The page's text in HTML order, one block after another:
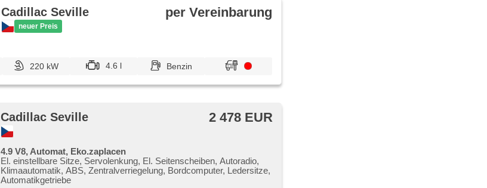
Cadillac Seville
neuer Preis
per Vereinbarung
220 kW 4.6 l Benzin
Cadillac Seville 2 478 EUR
4.9 V8, Automat, Eko.zaplacen
El. einstellbare Sitze, Servolenkung, El. Seitenscheiben, Autoradio,
Klimaautomatik, ABS, Zentralverriegelung, Bordcomputer, Ledersitze,
Automatikgetriebe